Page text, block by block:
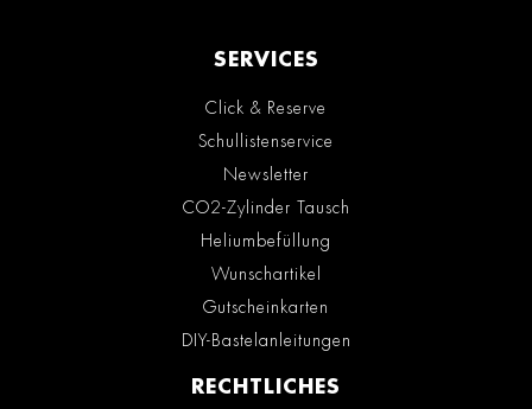
SERVICES
Click & Reserve
Schullistenservice
Newsletter
CO2-Zylinder Tausch
Heliumbefüllung
Wunschartikel
Gutscheinkarten
DIY-Bastelanleitungen
RECHTLICHES